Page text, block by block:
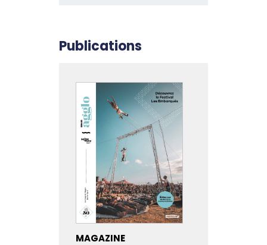
Publications
MAGAZINE